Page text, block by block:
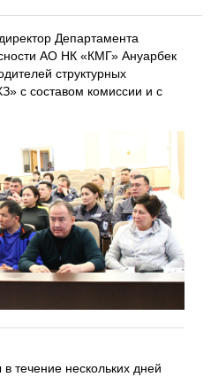
Департамента
АО НК «КМГ» Ануарбек
структурных
с составом комиссии и с
течение нескольких дней